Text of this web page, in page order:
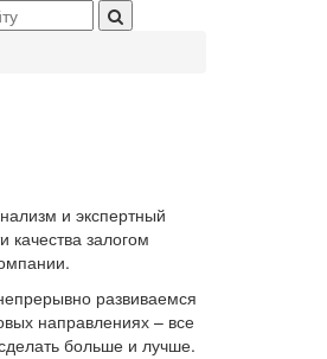
и экспертный
качества залогом
развиваемся
направлениях – все
больше и лучше.